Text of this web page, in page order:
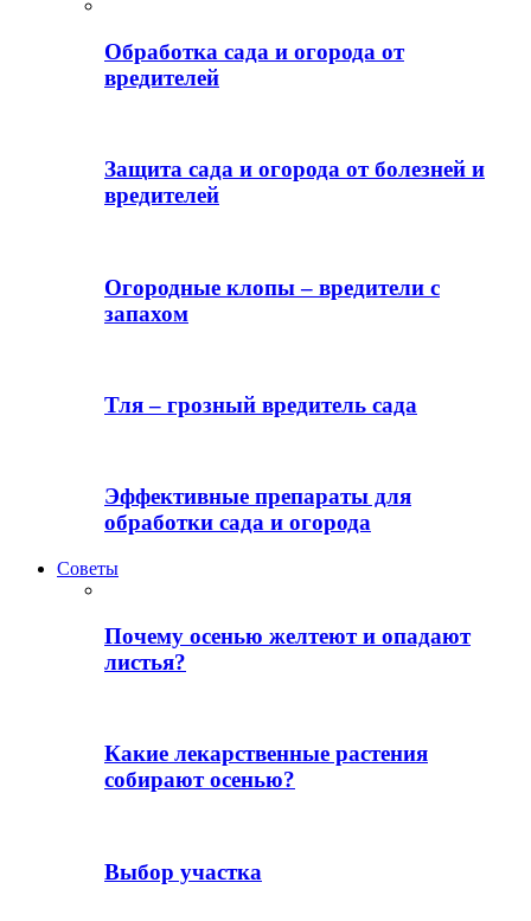
Обработка сада и огорода от
вредителей
Защита сада и огорода от болезней и
вредителей
Огородные клопы – вредители с
запахом
Тля – грозный вредитель сада
Эффективные препараты для
обработки сада и огорода
Советы
Почему осенью желтеют и опадают
листья?
Какие лекарственные растения
собирают осенью?
Выбор участка